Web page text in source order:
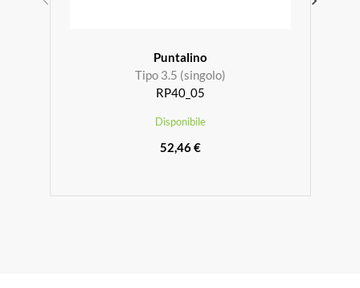
Puntalino
Tipo 3.5 (singolo)
RP40_05
Disponibile
52,46 €